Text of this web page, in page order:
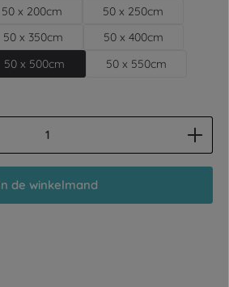
50 x 200cm
50 x 250cm
50 x 350cm
50 x 400cm
50 x 500cm
50 x 550cm
Voer de gewenste
de winkelmand